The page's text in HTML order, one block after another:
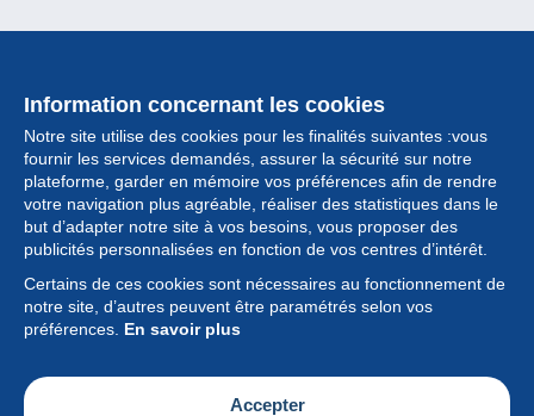
Information concernant les cookies
Notre site utilise des cookies pour les finalités suivantes :vous
fournir les services demandés, assurer la sécurité sur notre
plateforme, garder en mémoire vos préférences afin de rendre
votre navigation plus agréable, réaliser des statistiques dans le
but d’adapter notre site à vos besoins, vous proposer des
publicités personnalisées en fonction de vos centres d’intérêt.
Certains de ces cookies sont nécessaires au fonctionnement de
notre site, d’autres peuvent être paramétrés selon vos
préférences. En savoir plus
Accepter
Collection
Actualités
Fonctionnalités
Société